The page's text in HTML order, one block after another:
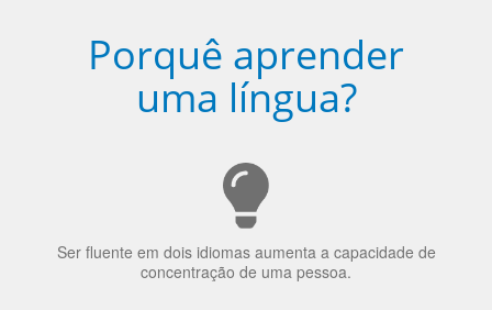
Porquê aprender
uma língua?
Ser fluente em dois idiomas aumenta a capacidade de
concentração de uma pessoa.